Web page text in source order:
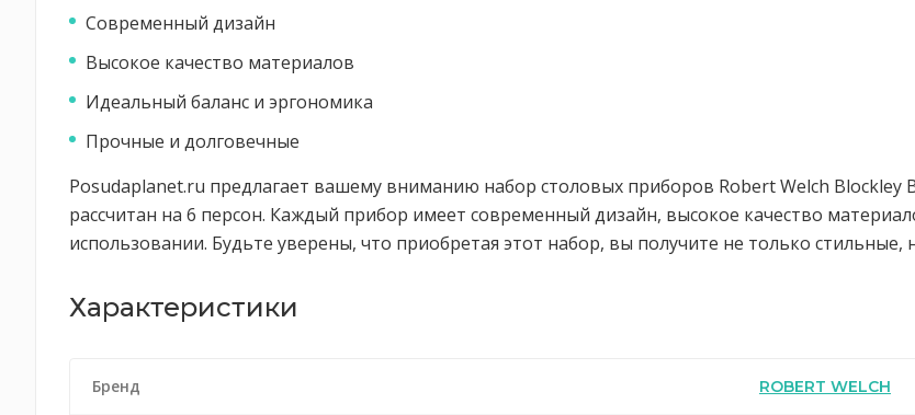
Современный дизайн
Высокое качество материалов
Идеальный баланс и эргономика
Прочные и долговечные
Posudaplanet.ru предлагает вашему вниманию набор столовых приборов Robert Welch Blockley
рассчитан на 6 персон. Каждый прибор имеет современный дизайн, высокое качество
использовании. Будьте уверены, что приобретая этот набор, вы получите не только
Характеристики
Бренд ROBERT WELCH